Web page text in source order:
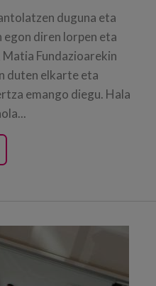
duguna eta
diren lorpen eta
Fundazioarekin
duten elkarte eta
emango diegu. Hala